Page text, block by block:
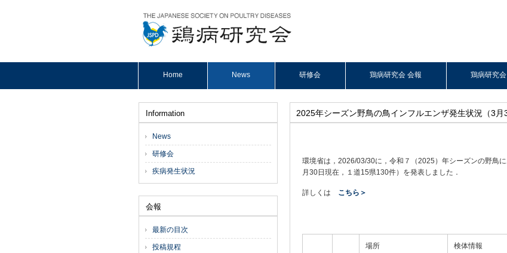
Home News 研修会 鶏病研究会 会報 鶏病研究
2025年シーズン野鳥の鳥インフルエンザ発生状況（3月
環境省は，2026/03/30に，令和７（2025）年シーズンの野鳥
月30日現在，１道15県130件）を発表しました．
詳しくは こちら＞
場所 検体情報
Information
News
研修会
疾病発生状況
会報
最新の目次
投稿規程